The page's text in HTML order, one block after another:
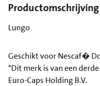
Productomschrijving
Lungo
Geschikt voor Nescaf�
*Dit merk is van een
Euro-Caps Holding B.V.